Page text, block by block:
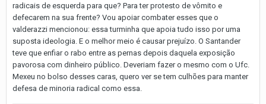
radicais de esquerda para que? Para ter protesto de vômito e
defecarem na sua frente? Vou apoiar combater esses que o
valderazzi mencionou: essa turminha que apoia tudo isso por uma
suposta ideologia. E o melhor meio é causar prejuízo. O Santander
teve que enfiar o rabo entre as pernas depois daquela exposição
pavorosa com dinheiro público. Deveriam fazer o mesmo com o Ufc.
Mexeu no bolso desses caras, quero ver se tem culhões para manter
defesa de minoria radical como essa.